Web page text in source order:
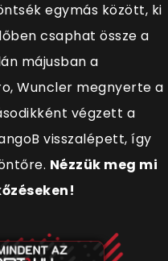
egymás között, ki
csaphat össze a
májusban a
Wuncler megnyerte a
végzett a
visszalépett, így
Nézzük meg mi